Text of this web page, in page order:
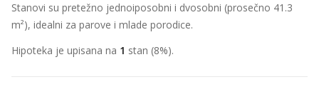
Stanovi su pretežno jednoiposobni i dvosobni (prosečno 41.3
m²), idealni za parove i mlade porodice.
Hipoteka je upisana na 1 stan (8%).